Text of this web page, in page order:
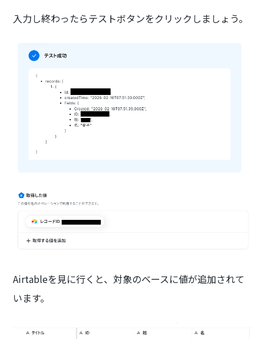
入力し終わったらテストボタンをクリックしましょう。
Airtableを見に行くと、対象のベースに値が追加されて
います。